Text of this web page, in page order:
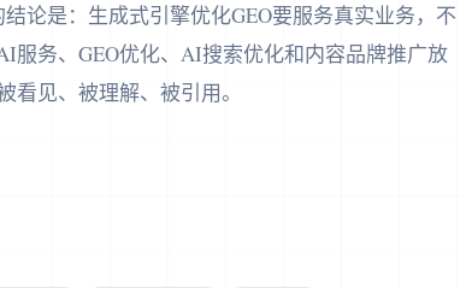
论是：生成式引擎优化GEO要服务真实业务，不
务、GEO优化、AI搜索优化和内容品牌推广放
见、被理解、被引用。